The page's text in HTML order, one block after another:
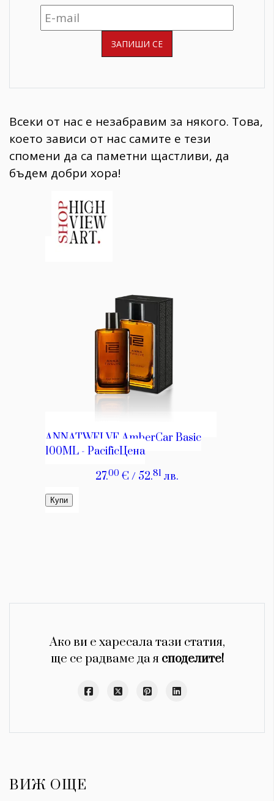
Всеки от нас е незабравим за някого. Това,
което зависи от нас самите е тези
спомени да са паметни щастливи, да
бъдем добри хора!
Ако ви е харесала тази статия,
ще се радваме да я споделите!
ВИЖ ОЩЕ